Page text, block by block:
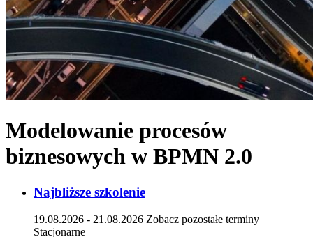
Modelowanie procesów
biznesowych w BPMN 2.0
Najbliższe szkolenie
19.08.2026 - 21.08.2026 Zobacz pozostałe terminy
Stacjonarne